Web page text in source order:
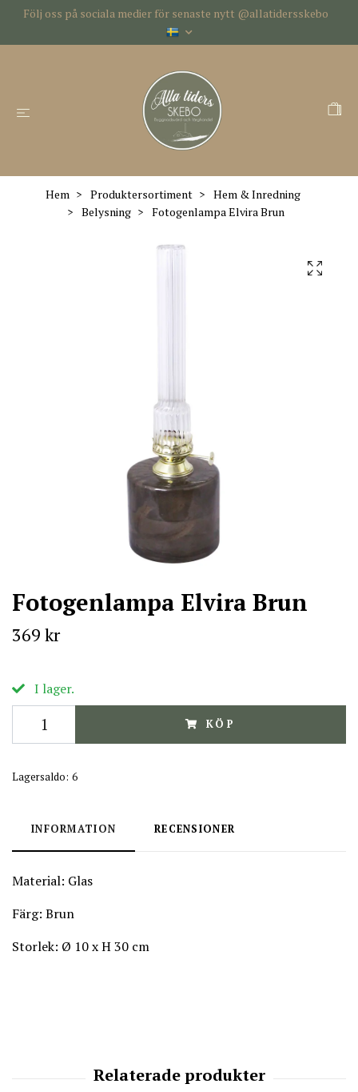
Följ oss på sociala medier för senaste nytt @allatidersskebo
Hem Produktersortiment
Hem & Inredning
Belysning
Fotogenlampa Elvira Brun
Fotogenlampa Elvira Brun
369 kr
I lager.
KÖP
Lagersaldo: 6
INFORMATION RECENSIONER
Material: Glas
Färg: Brun
Storlek: Ø 10 x H 30 cm